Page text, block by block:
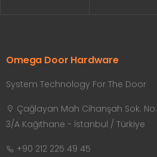
Omega Door Hardware
System Technology For The Door
Çağlayan Mah Cihanşah Sok. No:
3/A Kağıthane - İstanbul / Türkiye
+90 212 225 49 45